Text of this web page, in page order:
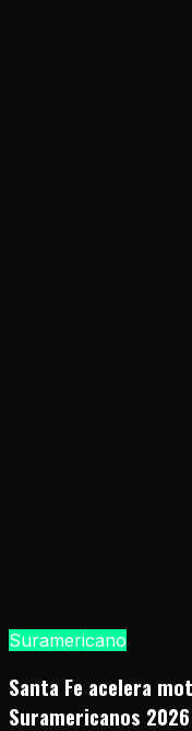
Suramericano
Santa Fe acelera
Suramericanos 2026